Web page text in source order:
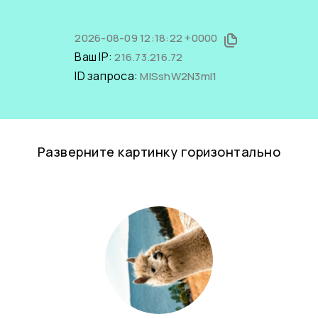
2026-08-09 12:18:22 +0000
Ваш IP:216.73.216.72
ID запроса:MISshW2N3mI1
Разверните картинку горизонтально